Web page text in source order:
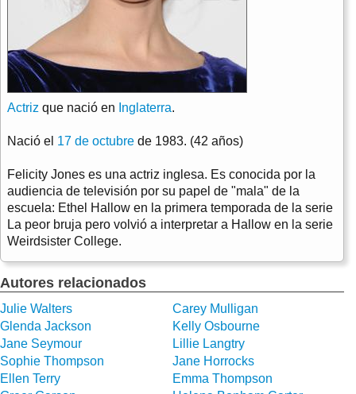
Actriz que nació en Inglaterra.
Nació el 17 de octubre de 1983. (42 años)
Felicity Jones es una actriz inglesa. Es conocida por la
audiencia de televisión por su papel de "mala" de la
escuela: Ethel Hallow en la primera temporada de la serie
La peor bruja pero volvió a interpretar a Hallow en la serie
Weirdsister College.
Autores relacionados
Julie Walters
Carey Mulligan
Glenda Jackson
Kelly Osbourne
Jane Seymour
Lillie Langtry
Sophie Thompson
Jane Horrocks
Ellen Terry
Emma Thompson